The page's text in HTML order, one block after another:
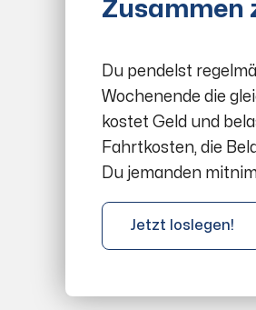
Zusammen
Du pendelst
Wochenende die
kostet Geld und
Fahrtkosten, die
Du jemanden
Jetzt loslegen!